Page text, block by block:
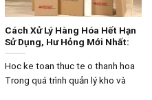
Cách Xử Lý Hàng Hóa Hết Hạn
Sử Dụng, Hư Hỏng Mới Nhất:
Hoc ke toan thuc te o thanh hoa
Trong quá trình quản lý kho và